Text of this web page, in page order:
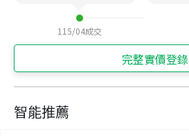
115/04成交
完整實價登錄
智能推薦